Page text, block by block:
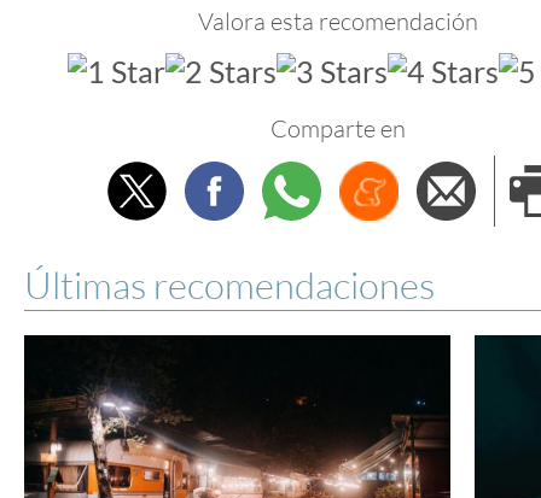
Valora esta recomendación
Comparte en
TwitterFacebookWhatsappMenéame
Últimas recomendaciones